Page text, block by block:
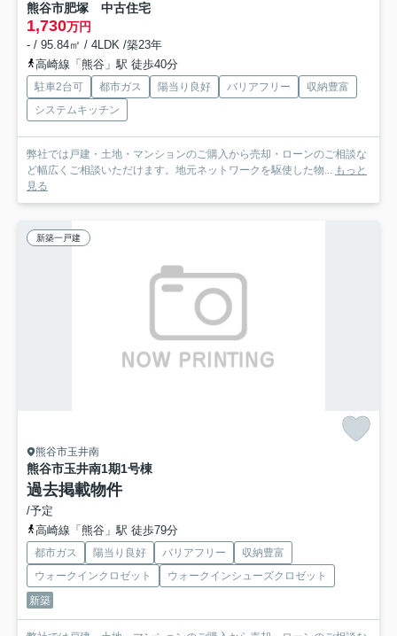
熊谷市肥塚 中古住宅
1,730万円
- / 95.84㎡ / 4LDK /築23年
高崎線「熊谷」駅 徒歩40分
駐車2台可 都市ガス 陽当り良好 バリアフリー
収納豊富
システムキッチン
弊社では戸建・土地・マンションのご購入から売却・ローンのご相談な
ど幅広くご相談いただけます。地元ネットワークを駆使した物... もっと
見る
新築一戸建
熊谷市玉井南
熊谷市玉井南1期1号棟
過去掲載物件
/予定
高崎線「熊谷」駅 徒歩79分
都市ガス 陽当り良好 バリアフリー
収納豊富
ウォークインクロゼット
ウォークインシューズクロゼット
新築